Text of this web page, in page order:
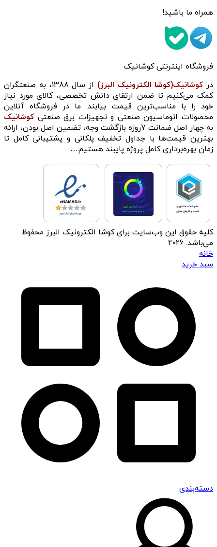
همراه ما باشید!
فروشگاه اینترنتی کوشانیک
در کوشانیک(کوشا الکترونیک البرز)
از سال 1388، به صنعتگران
کمک می‌کنیم تا ضمن ارتقای دانش تخصصی، کالای مورد نیاز
خود را با مناسب‌ترین قیمت بیابند. ما در فروشگاه آنلاین
محصولات اتوماسیون صنعتی و تجهیزات برق صنعتی کوشانیک
به چهار اصل ضمانت 7روزه بازگشت وجه، تضمین اصل بودن، ارائه
بهترین قیمت‌ها با جداول تخفیف پلکانی و پشتیبانی کامل تا
زمان بهره‌برداری کامل پروژه پایبند هستیم….
کلیه حقوق این وب‌سایت برای کوشا الکترونیک البرز محفوظ
می‌باشد. 2026
خانه
سبد خرید
دسته‌بندی